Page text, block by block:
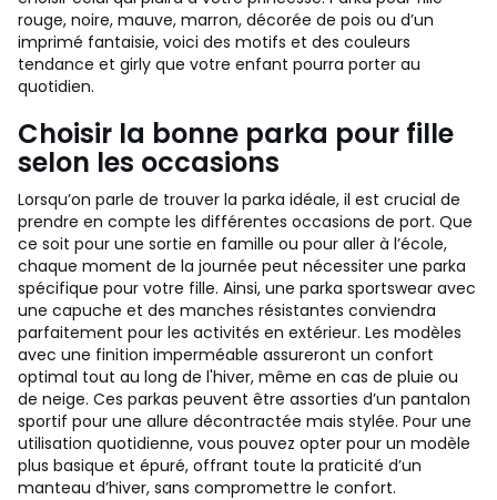
rouge, noire, mauve, marron, décorée de pois ou d’un
imprimé fantaisie, voici des motifs et des couleurs
tendance et girly que votre enfant pourra porter au
quotidien.
Choisir la bonne parka pour fille
selon les occasions
Lorsqu’on parle de trouver la parka idéale, il est crucial de
prendre en compte les différentes occasions de port. Que
ce soit pour une sortie en famille ou pour aller à l’école,
chaque moment de la journée peut nécessiter une parka
spécifique pour votre fille. Ainsi, une parka sportswear avec
une capuche et des manches résistantes conviendra
parfaitement pour les activités en extérieur. Les modèles
avec une finition imperméable assureront un confort
optimal tout au long de l'hiver, même en cas de pluie ou
de neige. Ces parkas peuvent être assorties d’un pantalon
sportif pour une allure décontractée mais stylée. Pour une
utilisation quotidienne, vous pouvez opter pour un modèle
plus basique et épuré, offrant toute la praticité d’un
manteau d’hiver, sans compromettre le confort.